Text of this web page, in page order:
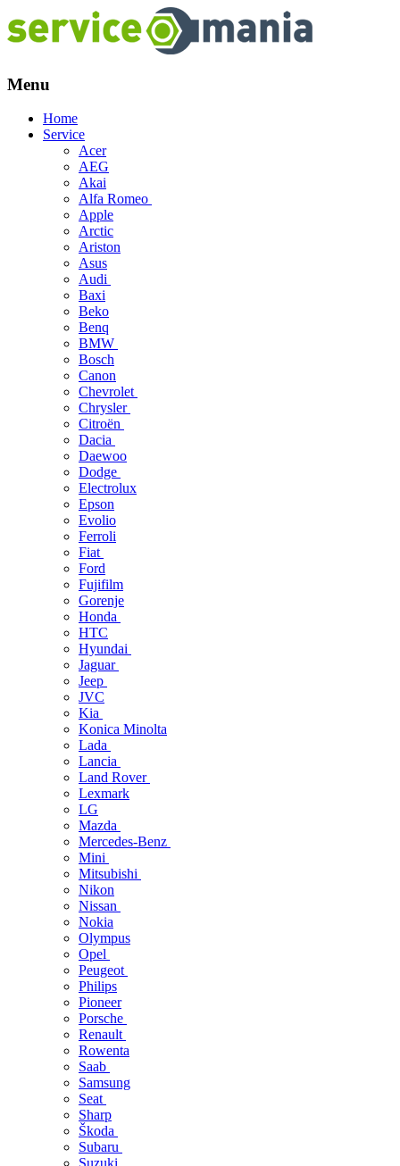
Menu
Skip
Home
Service
Acer
AEG
Akai
Alfa Romeo
Apple
Arctic
Ariston
Asus
Audi
Baxi
Beko
Benq
BMW
Bosch
Canon
Chevrolet
Chrysler
Citroën
Dacia
Daewoo
Dodge
Electrolux
Epson
Evolio
Ferroli
Fiat
Ford
Fujifilm
Gorenje
Honda
HTC
Hyundai
Jaguar
Jeep
JVC
Kia
Konica Minolta
Lada
Lancia
Land Rover
Lexmark
LG
Mazda
Mercedes-Benz
Mini
Mitsubishi
Nikon
Nissan
Nokia
Olympus
Opel
Peugeot
Philips
Pioneer
Porsche
Renault
Rowenta
Saab
Samsung
Seat
Sharp
Škoda
Subaru